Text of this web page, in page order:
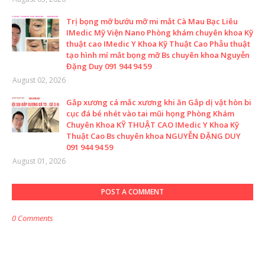
Trị bọng mỡ bướu mỡ mi mắt Cà Mau Bạc Liêu
IMedic Mỹ Viện Nano Phòng khám chuyên khoa Kỹ
thuật cao IMedic Y Khoa Kỹ Thuật Cao Phẫu thuật
tạo hình mí mắt bọng mỡ Bs chuyên khoa Nguyễn
Đặng Duy 091 944 94 59
August 02, 2026
Gắp xương cá mắc xương khi ăn Gắp dị vật hòn bi
cục đá bé nhét vào tai mũi họng Phòng Khám
Chuyên Khoa KỸ THUẬT CAO IMedic Y Khoa Kỹ
Thuật Cao Bs chuyên khoa NGUYỄN ĐẶNG DUY
091 944 94 59
August 01, 2026
POST A COMMENT
0 Comments